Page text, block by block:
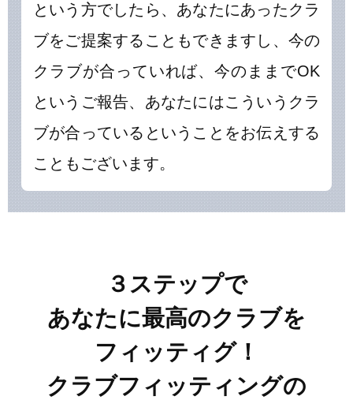
という方でしたら、あなたにあったクラ
ブをご提案することもできますし、今の
クラブが合っていれば、今のままでOK
というご報告、あなたにはこういうクラ
ブが合っているということをお伝えする
こともございます。
３ステップで
あなたに最高のクラブを
フィッティグ！
クラブフィッティングの